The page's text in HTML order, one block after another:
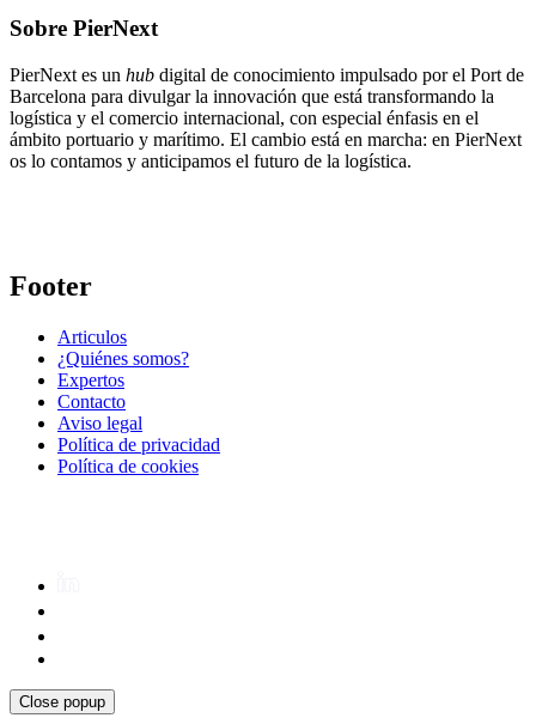
Sobre PierNext
PierNext es un hub digital de conocimiento impulsado por el Port de
Barcelona para divulgar la innovación que está transformando la
logística y el comercio internacional, con especial énfasis en el
ámbito portuario y marítimo. El cambio está en marcha: en PierNext
os lo contamos y anticipamos el futuro de la logística.
Footer
Articulos
¿Quiénes somos?
Expertos
Contacto
Aviso legal
Política de privacidad
Política de cookies
Close popup